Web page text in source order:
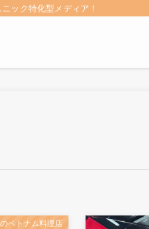
ック特化型メディア！
ベトナム料理店